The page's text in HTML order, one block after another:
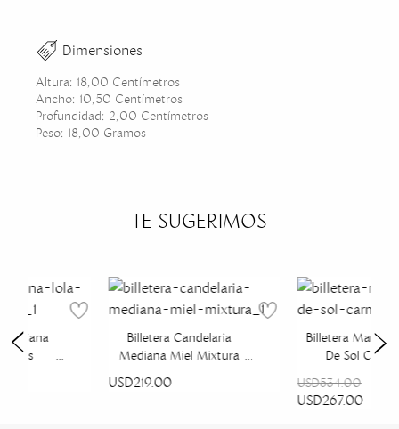
Dimensiones
Altura: 18,00 Centímetros
Ancho: 10,50 Centímetros
Profundidad: 2,00 Centímetros
Peso: 18,00 Gramos
TE SUGERIMOS
Billetera Candelaria
Mediana Miel Mixtura
USD219.00
Billetera
De Sol
USD534.00
USD267.00